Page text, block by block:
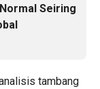
Seiring
tambang